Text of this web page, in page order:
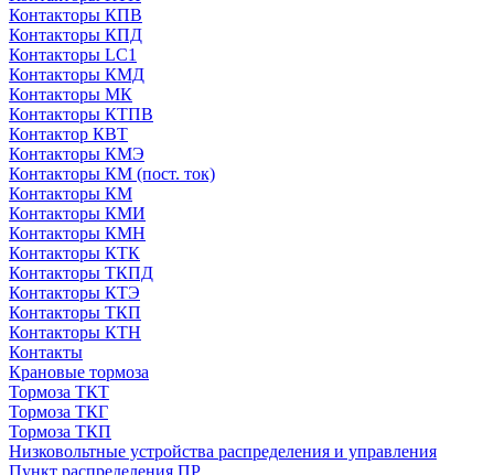
Контакторы КПВ
Контакторы КПД
Контакторы LC1
Контакторы КМД
Контакторы МК
Контакторы КТПВ
Контактор КВТ
Контакторы КМЭ
Контакторы КМ (пост. ток)
Контакторы КМ
Контакторы КМИ
Контакторы КМН
Контакторы КТК
Контакторы ТКПД
Контакторы КТЭ
Контакторы ТКП
Контакторы КТН
Контакты
Крановые тормоза
Тормоза ТКТ
Тормоза ТКГ
Тормоза ТКП
Низковольтные устройства распределения и управления